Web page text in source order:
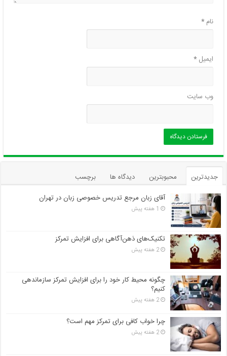
نام*
ایمیل*
وب‌ سایت
جدیدترین محبوبترین دیدگاه ها
برچسب
آقای زبان مرجع تدریس خصوصی زبان در تهران
1 هفته پیش
تکنیک‌های ذهن‌آگاهی برای افزایش تمرکز
2 هفته پیش
چگونه محیط کار خود را برای افزایش تمرکز سازماندهی
کنیم؟
2 هفته پیش
چرا خواب کافی برای تمرکز مهم است؟
2 هفته پیش